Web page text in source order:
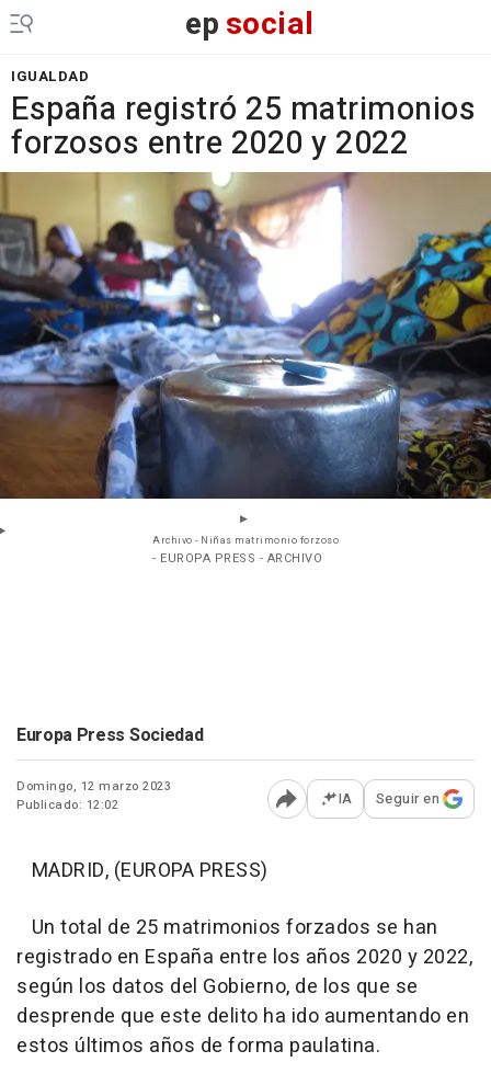
epsocial
IGUALDAD
España registró 25 matrimonios
forzosos entre 2020 y 2022
Archivo - Niñas matrimonio forzoso
- EUROPA PRESS - ARCHIVO
Europa Press Sociedad
Domingo, 12 marzo 2023
Publicado: 12:02
Abrir opciones para
IA Seguir en
MADRID, (EUROPA PRESS)
Un total de 25 matrimonios forzados se han
registrado en España entre los años 2020 y 2022,
según los datos del Gobierno, de los que se
desprende que este delito ha ido aumentando en
estos últimos años de forma paulatina.